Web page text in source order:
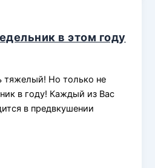
в этом году
тяжелый! Но только не
в году! Каждый из Вас
в предвкушении